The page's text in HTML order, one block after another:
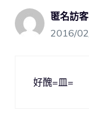
匿名訪客
2016/
好醜=皿=